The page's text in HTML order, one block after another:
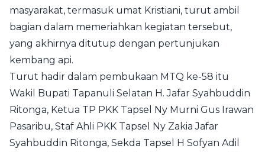
masyarakat, termasuk umat Kristiani, turut ambil
bagian dalam memeriahkan kegiatan tersebut,
yang akhirnya ditutup dengan pertunjukan
kembang api.
Turut hadir dalam pembukaan MTQ ke-58 itu
Wakil Bupati Tapanuli Selatan H. Jafar Syahbuddin
Ritonga, Ketua TP PKK Tapsel Ny Murni Gus Irawan
Pasaribu, Staf Ahli PKK Tapsel Ny Zakia Jafar
Syahbuddin Ritonga, Sekda Tapsel H Sofyan Adil